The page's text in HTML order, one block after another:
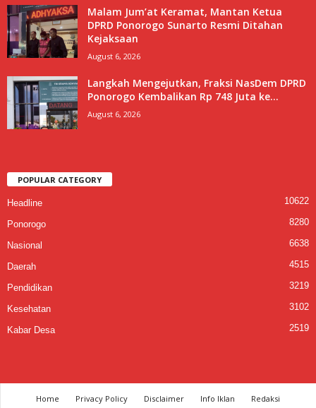
Malam Jum’at Keramat, Mantan Ketua
DPRD Ponorogo Sunarto Resmi Ditahan
Kejaksaan
August 6, 2026
Langkah Mengejutkan, Fraksi NasDem DPRD
Ponorogo Kembalikan Rp 748 Juta ke...
August 6, 2026
POPULAR CATEGORY
Headline 10622
Ponorogo 8280
Nasional 6638
Daerah 4515
Pendidikan 3219
Kesehatan 3102
Kabar Desa 2519
Home Privacy Policy Disclaimer Info Iklan Redaksi